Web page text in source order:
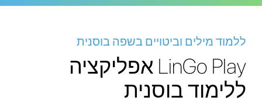
ללמוד מילים וביטויים בשפה בוסנית
LinGo Play אפליקציה
ללימוד בוסנית